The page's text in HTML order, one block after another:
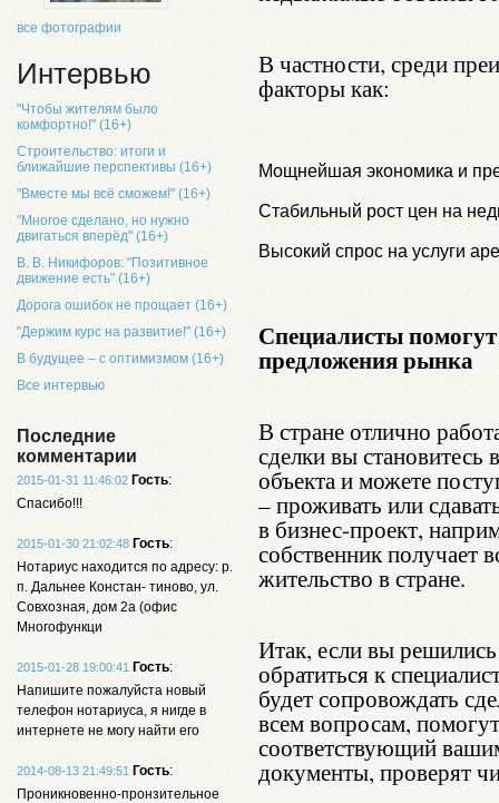
все фотографии
Интервью
"Чтобы жителям было
комфортно!" (16+)
Строительство: итоги и
ближайшие перспективы (16+)
"Вместе мы всё сможем!" (16+)
"Многое сделано, но нужно
двигаться вперёд" (16+)
В. В. Никифоров: "Позитивное
движение есть" (16+)
Дорога ошибок не прощает (16+)
"Держим курс на развитие!" (16+)
В будущее – с оптимизмом (16+)
Все интервью
Последние
комментарии
2015-01-31 11:46:02 Гость:
Спасибо!!!
2015-01-30 21:02:48 Гость:
Нотариус находится по адресу: р.
п. Дальнее Констан- тиново, ул.
Совхозная, дом 2а (офис
Многофункци
2015-01-28 19:00:41 Гость:
Напишите пожалуйста новый
телефон нотариуса, я нигде в
интернете не могу найти его
2014-08-13 21:49:51 Гость:
Проникновенно-пронзительное
В частности, среди
факторы как:
Мощнейшая экономика и
Стабильный рост цен на
Высокий спрос на услуги
Специалисты
предложения рынка
В стране отлично
сделки вы становитесь
объекта и можете
– проживать или
в бизнес-проект,
собственник получает
жительство в стране.
Итак, если вы
обратиться к
будет сопровождать
всем вопросам,
соответствующий
документы, проверят